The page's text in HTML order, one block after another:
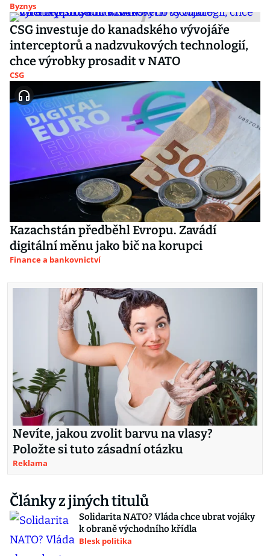
Byznys
CSG investuje do kanadského vývojáře
interceptorů a nadzvukových technologií,
chce výrobky prosadit v NATO
CSG
Kazachstán předběhl Evropu. Zavádí
digitální měnu jako bič na korupci
Finance a bankovnictví
Nevíte, jakou zvolit barvu na vlasy?
Položte si tuto zásadní otázku
Reklama
Články z jiných titulů
Solidarita NATO? Vláda chce ubrat vojáky
k obraně východního křídla
Blesk politika